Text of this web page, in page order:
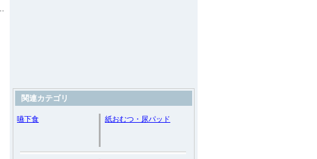
関連カテゴリ
嚥下食 紙おむつ・尿パッド